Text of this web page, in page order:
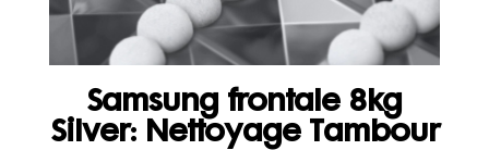
Samsung frontale 8kg
Silver: Nettoyage Tambour